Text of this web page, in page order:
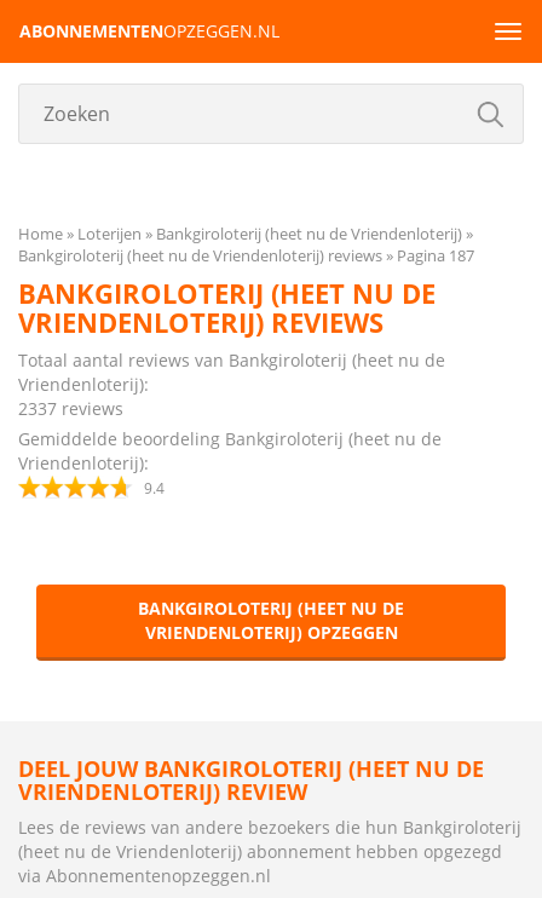
ABONNEMENTENOPZEGGEN.NL
Home Loterijen
Bankgiroloterij (heet nu de Vriendenloterij)
Bankgiroloterij (heet nu de Vriendenloterij) reviews
Pagina 187
BANKGIROLOTERIJ (HEET NU DE
VRIENDENLOTERIJ) REVIEWS
Totaal aantal reviews van Bankgiroloterij (heet nu de
Vriendenloterij):
2337 reviews
Gemiddelde beoordeling Bankgiroloterij (heet nu de
Vriendenloterij):
9.4
BANKGIROLOTERIJ (HEET NU DE
VRIENDENLOTERIJ) OPZEGGEN
DEEL JOUW BANKGIROLOTERIJ (HEET NU DE
VRIENDENLOTERIJ) REVIEW
Lees de reviews van andere bezoekers die hun Bankgiroloterij
(heet nu de Vriendenloterij) abonnement hebben opgezegd
via Abonnementenopzeggen.nl